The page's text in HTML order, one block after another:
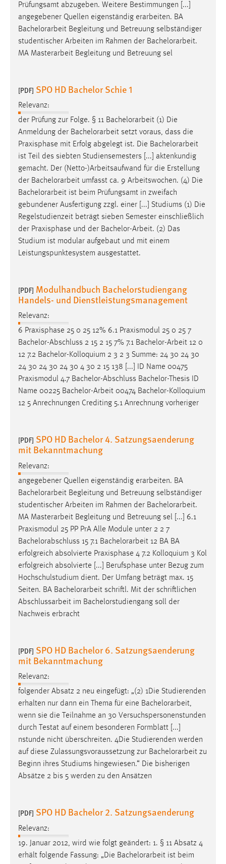
Prüfungsamt abzugeben. Weitere Bestimmungen [...]
angegebener Quellen eigenständig erarbeiten. BA
Bachelorarbeit Begleitung und Betreuung selbständiger
studentischer Arbeiten im Rahmen der Bachelorarbeit.
MA Masterarbeit Begleitung und Betreuung sel
[PDF] SPO HD Bachelor Schie 1
Relevanz:
der Prüfung zur Folge. § 11 Bachelorarbeit (1) Die
Anmeldung der Bachelorarbeit setzt voraus, dass die
Praxisphase mit Erfolg abgelegt ist. Die Bachelorarbeit
ist Teil des siebten Studiensemesters [...] aktenkundig
gemacht. Der (Netto-)Arbeitsaufwand für die Erstellung
der Bachelorarbeit umfasst ca. 9 Arbeitswochen. (4) Die
Bachelorarbeit ist beim Prüfungsamt in zweifach
gebundener Ausfertigung zzgl. einer [...] Studiums (1) Die
Regelstudienzeit beträgt sieben Semester einschließlich
der Praxisphase und der Bachelor-Arbeit. (2) Das
Studium ist modular aufgebaut und mit einem
Leistungspunktesystem ausgestattet.
[PDF] Modulhandbuch Bachelorstudiengang
Handels- und Dienstleistungsmanagement
Relevanz:
6 Praxisphase 25 0 25 12% 6.1 Praxismodul 25 0 25 7
Bachelor-Abschluss 2 15 2 15 7% 7.1 Bachelor-Arbeit 12 0
12 7.2 Bachelor-Kolloquium 2 3 2 3 Summe: 24 30 24 30
24 30 24 30 24 30 4 30 2 15 138 [...] ID Name 00475
Praxismodul 4.7 Bachelor-Abschluss Bachelor-Thesis ID
Name 00225 Bachelor-Arbeit 00474 Bachelor-Kolloquium
12 5 Anrechnungen Crediting 5.1 Anrechnung vorheriger
[PDF] SPO HD Bachelor 4. Satzungsaenderung
mit Bekanntmachung
Relevanz:
angegebener Quellen eigenständig erarbeiten. BA
Bachelorarbeit Begleitung und Betreuung selbständiger
studentischer Arbeiten im Rahmen der Bachelorarbeit.
MA Masterarbeit Begleitung und Betreuung sel [...] 6.1
Praxismodul 25 PP PrA Alle Module unter 2 2 7
Bachelorabschluss 15 7.1 Bachelorarbeit 12 BA BA
erfolgreich absolvierte Praxisphase 4 7.2 Kolloquium 3 Kol
erfolgreich absolvierte [...] Berufsphase unter Bezug zum
Hochschulstudium dient. Der Umfang beträgt max. 15
Seiten. BA Bachelorarbeit schriftl. Mit der schriftlichen
Abschlussarbeit im Bachelorstudiengang soll der
Nachweis erbracht
[PDF] SPO HD Bachelor 6. Satzungsaenderung
mit Bekanntmachung
Relevanz:
folgender Absatz 2 neu eingefügt: „(2) 1Die Studierenden
erhalten nur dann ein Thema für eine Bachelorarbeit,
wenn sie die Teilnahme an 30 Versuchspersonenstunden
durch Testat auf einem besonderen Formblatt [...]
nstunde nicht überschreiten. 4Die Studierenden werden
auf diese Zulassungsvoraussetzung zur Bachelorarbeit zu
Beginn ihres Studiums hingewiesen.“ Die bisherigen
Absätze 2 bis 5 werden zu den Ansätzen
[PDF] SPO HD Bachelor 2. Satzungsaenderung
Relevanz:
19. Januar 2012, wird wie folgt geändert: 1. § 11 Absatz 4
erhält folgende Fassung: „Die Bachelorarbeit ist beim